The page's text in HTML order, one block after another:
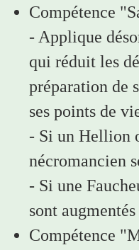
Compétence
- Applique
qui réduit les
préparation de
ses points de
- Si un Hellion
nécromancien
- Si une
sont
Compétence